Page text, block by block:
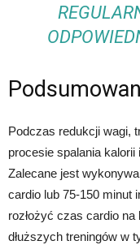
Podczas redukcji wagi,
procesie spalania
Zalecane jest
cardio lub 75-150 minut
rozłożyć czas cardio
dłuższych treningów w